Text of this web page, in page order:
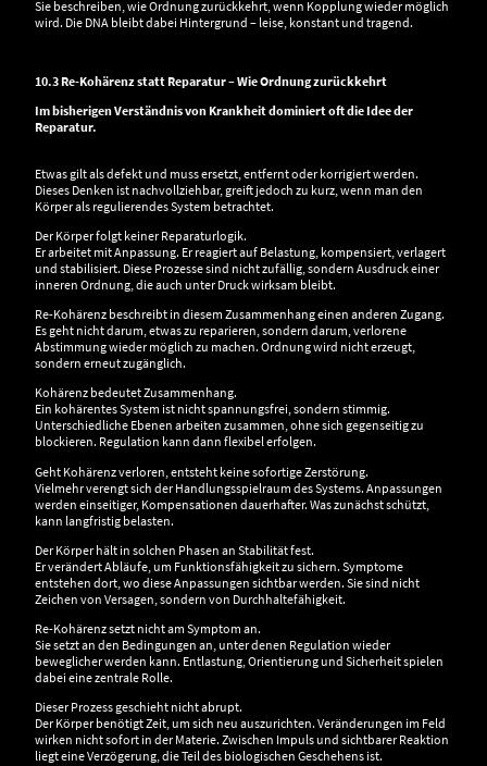
Sie beschreiben, wie Ordnung zurückkehrt, wenn Kopplung wieder möglich
wird. Die DNA bleibt dabei Hintergrund – leise, konstant und tragend.
10.3 Re-Kohärenz statt Reparatur – Wie Ordnung zurückkehrt
Im bisherigen Verständnis von Krankheit dominiert oft die Idee der
Reparatur.
Etwas gilt als defekt und muss ersetzt, entfernt oder korrigiert werden.
Dieses Denken ist nachvollziehbar, greift jedoch zu kurz, wenn man den
Körper als regulierendes System betrachtet.
Der Körper folgt keiner Reparaturlogik.
Er arbeitet mit Anpassung. Er reagiert auf Belastung, kompensiert, verlagert
und stabilisiert. Diese Prozesse sind nicht zufällig, sondern Ausdruck einer
inneren Ordnung, die auch unter Druck wirksam bleibt.
Re-Kohärenz beschreibt in diesem Zusammenhang einen anderen Zugang.
Es geht nicht darum, etwas zu reparieren, sondern darum, verlorene
Abstimmung wieder möglich zu machen. Ordnung wird nicht erzeugt,
sondern erneut zugänglich.
Kohärenz bedeutet Zusammenhang.
Ein kohärentes System ist nicht spannungsfrei, sondern stimmig.
Unterschiedliche Ebenen arbeiten zusammen, ohne sich gegenseitig zu
blockieren. Regulation kann dann flexibel erfolgen.
Geht Kohärenz verloren, entsteht keine sofortige Zerstörung.
Vielmehr verengt sich der Handlungsspielraum des Systems. Anpassungen
werden einseitiger, Kompensationen dauerhafter. Was zunächst schützt,
kann langfristig belasten.
Der Körper hält in solchen Phasen an Stabilität fest.
Er verändert Abläufe, um Funktionsfähigkeit zu sichern. Symptome
entstehen dort, wo diese Anpassungen sichtbar werden. Sie sind nicht
Zeichen von Versagen, sondern von Durchhaltefähigkeit.
Re-Kohärenz setzt nicht am Symptom an.
Sie setzt an den Bedingungen an, unter denen Regulation wieder
beweglicher werden kann. Entlastung, Orientierung und Sicherheit spielen
dabei eine zentrale Rolle.
Dieser Prozess geschieht nicht abrupt.
Der Körper benötigt Zeit, um sich neu auszurichten. Veränderungen im Feld
wirken nicht sofort in der Materie. Zwischen Impuls und sichtbarer Reaktion
liegt eine Verzögerung, die Teil des biologischen Geschehens ist.